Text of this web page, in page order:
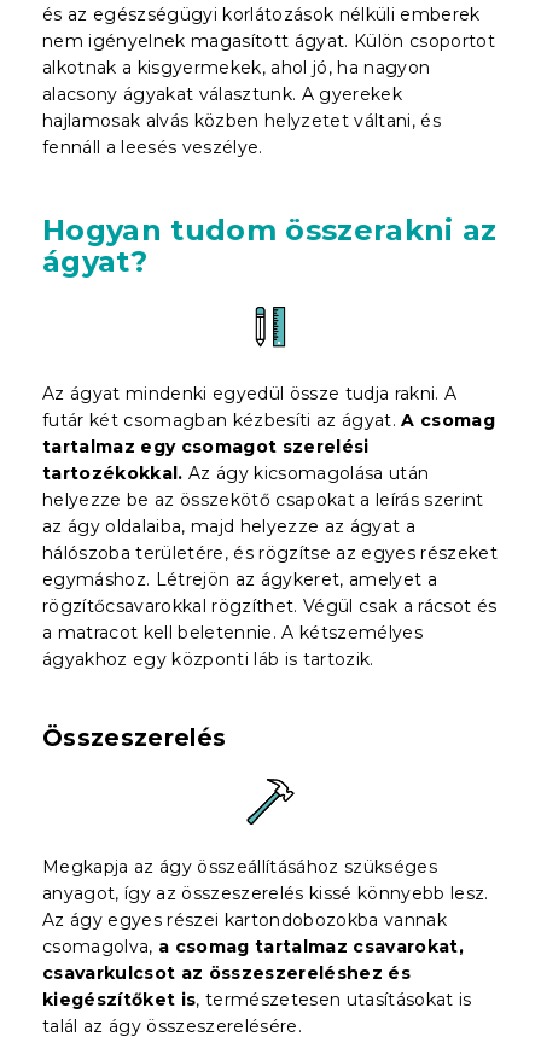
és az egészségügyi korlátozások nélküli emberek
nem igényelnek magasított ágyat. Külön csoportot
alkotnak a kisgyermekek, ahol jó, ha nagyon
alacsony ágyakat választunk. A gyerekek
hajlamosak alvás közben helyzetet váltani, és
fennáll a leesés veszélye.
Hogyan tudom összerakni az
ágyat?
Az ágyat mindenki egyedül össze tudja rakni. A
futár két csomagban kézbesíti az ágyat.A csomag
tartalmaz egy csomagot szerelési
tartozékokkal. Az ágy kicsomagolása után
helyezze be az összekötő csapokat a leírás szerint
az ágy oldalaiba, majd helyezze az ágyat a
hálószoba területére, és rögzítse az egyes részeket
egymáshoz. Létrejön az ágykeret, amelyet a
rögzítőcsavarokkal rögzíthet. Végül csak a rácsot és
a matracot kell beletennie. A kétszemélyes
ágyakhoz egy központi láb is tartozik.
Összeszerelés
Megkapja az ágy összeállításához szükséges
anyagot, így az összeszerelés kissé könnyebb lesz.
Az ágy egyes részei kartondobozokba vannak
csomagolva, a csomag tartalmaz csavarokat,
csavarkulcsot az összeszereléshez és
kiegészítőket is, természetesen utasításokat is
talál az ágy összeszerelésére.